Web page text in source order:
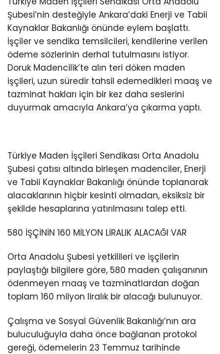
Şubesi’nin desteğiyle Ankara’daki Enerji ve Tabii
Kaynaklar Bakanlığı önünde eylem başlattı.
İşçiler ve sendika temsilcileri, kendilerine verilen
ödeme sözlerinin derhal tutulmasını istiyor.
Doruk Madencilik’te alın teri döken maden
işçileri, uzun süredir tahsil edemedikleri maaş ve
tazminat hakları için bir kez daha seslerini
duyurmak amacıyla Ankara’ya çıkarma yaptı.
Türkiye Maden İşçileri Sendikası Orta Anadolu
Şubesi çatısı altında birleşen madenciler, Enerji
ve Tabii Kaynaklar Bakanlığı önünde toplanarak
alacaklarının hiçbir kesinti olmadan, eksiksiz bir
şekilde hesaplarına yatırılmasını talep etti.
580 İŞÇİNİN 160 MİLYON LİRALIK ALACAĞI VAR
Orta Anadolu Şubesi yetkilileri ve işçilerin
paylaştığı bilgilere göre, 580 maden çalışanının
ödenmeyen maaş ve tazminatlardan doğan
toplam 160 milyon liralık bir alacağı bulunuyor.
Çalışma ve Sosyal Güvenlik Bakanlığı’nın ara
buluculuğuyla daha önce bağlanan protokol
gereği, ödemelerin 23 Temmuz tarihinde